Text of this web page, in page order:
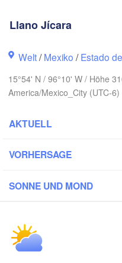
Llano Jícara
Welt/Mexiko /Estado
15°54' N / 96°10' W / Höhe
America/Mexico_City (UTC-6)
AKTUELL
VORHERSAGE
SONNE UND MOND
Potosí
Ciudad Victoria
Tampico
Ciudad de México
Acapulco
Tehuacán